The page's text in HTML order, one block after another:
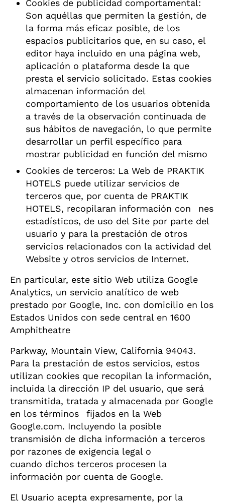
Cookies de publicidad comportamental:
Son aquéllas que permiten la gestión, de
la forma más eficaz posible, de los
espacios publicitarios que, en su caso, el
editor haya incluido en una página web,
aplicación o plataforma desde la que
presta el servicio solicitado. Estas cookies
almacenan información del
comportamiento de los usuarios obtenida
a través de la observación continuada de
sus hábitos de navegación, lo que permite
desarrollar un perfil específico para
mostrar publicidad en función del mismo
Cookies de terceros: La Web de PRAKTIK
HOTELS puede utilizar servicios de
terceros que, por cuenta de PRAKTIK
HOTELS, recopilaran información con nes
estadísticos, de uso del Site por parte del
usuario y para la prestación de otros
servicios relacionados con la actividad del
Website y otros servicios de Internet.
En particular, este sitio Web utiliza Google
Analytics, un servicio analítico de web
prestado por Google, Inc. con domicilio en los
Estados Unidos con sede central en 1600
Amphitheatre
Parkway, Mountain View, California 94043.
Para la prestación de estos servicios, estos
utilizan cookies que recopilan la información,
incluida la dirección IP del usuario, que será
transmitida, tratada y almacenada por Google
en los términos fijados en la Web
Google.com. Incluyendo la posible
transmisión de dicha información a terceros
por razones de exigencia legal o
cuando dichos terceros procesen la
información por cuenta de Google.
El Usuario acepta expresamente, por la